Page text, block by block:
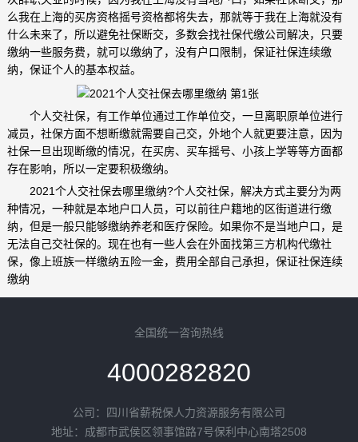
么我在上海的买房资格摇号资格都将失去，那就等于我在上海就没有
什么未来了，所以避免社保断交，多数会找社保代缴公司解决，只要
缴纳一些服务费，就可以缴纳了，没有户口限制，保证社保连续缴
纳，保证个人的基本权益。
个人交社保，有工作单位通过工作单位交，一旦离职原单位进行
减员，社保方面不想断缴就需要自己交，外地个人就更要注意，因为
社保一旦出现断缴的情况，在买房、买车摇号、小孩上学等等方面都
存在影响，所以一定要积极缴纳。
2021个人交社保去哪里缴纳?个人交社保，解决方式主要分为两
种情况，一种就是本地户口人员，可以前往户籍地的区街道进行缴
纳，但是一般只能够缴纳养老和医疗保险。如果你不是当地户口，是
无法自己交社保的。现在也有一些人会在外面找第三方机构代缴社
保，像上班族一样缴纳五险一金，费用全部自己承担，保证社保连续
缴纳
全国统一咨询热线
4000282820
公司：四川省薪税保人力资源服务有限公司
地址：成都市武侯区领事馆路7号保利中心南塔2508